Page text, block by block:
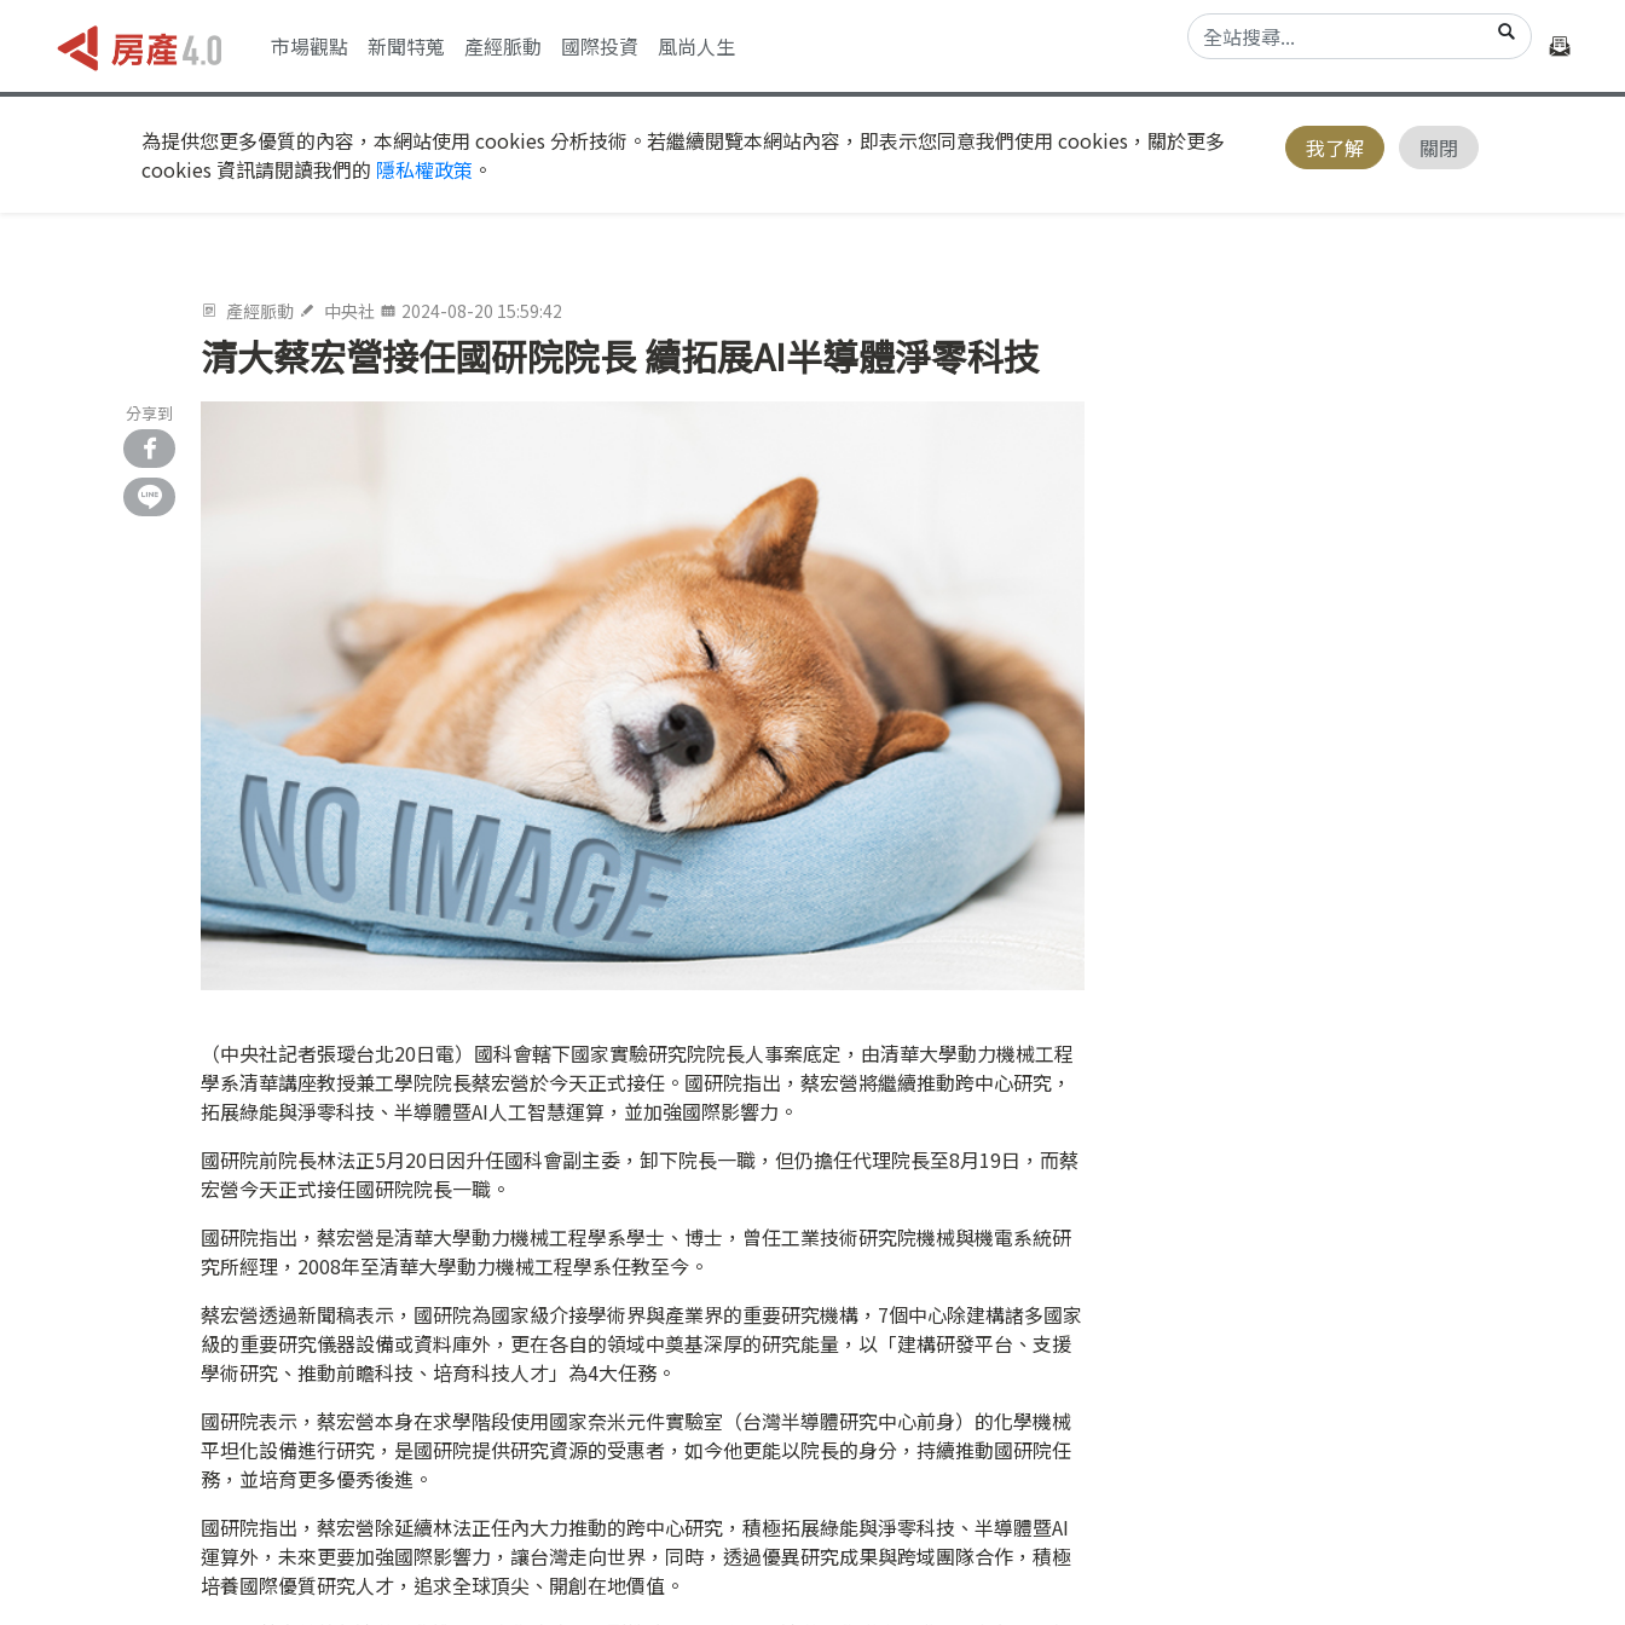
市場觀點 新聞特蒐 產經脈動 國際投資 風尚人生
為提供您更多優質的內容，本網站使用 cookies 分析技術。若繼續閱覽本網站內容，即表示您同意我們使用 cookies，關於更多
cookies 資訊請閱讀我們的 隱私權政策 。
我了解 關閉
產經脈動 中央社 2024-08-20 15:59:42
清大蔡宏營接任國研院院長 續拓展AI半導體淨零科技
分享到
（中央社記者張璦台北20日電）國科會轄下國家實驗研究院院長人事案底定，由清華大學動力機械工程
學系清華講座教授兼工學院院長蔡宏營於今天正式接任。國研院指出，蔡宏營將繼續推動跨中心研究，
拓展綠能與淨零科技、半導體暨AI人工智慧運算，並加強國際影響力。
國研院前院長林法正5月20日因升任國科會副主委，卸下院長一職，但仍擔任代理院長至8月19日，而蔡
宏營今天正式接任國研院院長一職。
國研院指出，蔡宏營是清華大學動力機械工程學系學士、博士，曾任工業技術研究院機械與機電系統研
究所經理，2008年至清華大學動力機械工程學系任教至今。
蔡宏營透過新聞稿表示，國研院為國家級介接學術界與產業界的重要研究機構，7個中心除建構諸多國家
級的重要研究儀器設備或資料庫外，更在各自的領域中奠基深厚的研究能量，以「建構研發平台、支援
學術研究、推動前瞻科技、培育科技人才」為4大任務。
國研院表示，蔡宏營本身在求學階段使用國家奈米元件實驗室（台灣半導體研究中心前身）的化學機械
平坦化設備進行研究，是國研院提供研究資源的受惠者，如今他更能以院長的身分，持續推動國研院任
務，並培育更多優秀後進。
國研院指出，蔡宏營除延續林法正任內大力推動的跨中心研究，積極拓展綠能與淨零科技、半導體暨AI
運算外，未來更要加強國際影響力，讓台灣走向世界，同時，透過優異研究成果與跨域團隊合作，積極
培養國際優質研究人才，追求全球頂尖、開創在地價值。